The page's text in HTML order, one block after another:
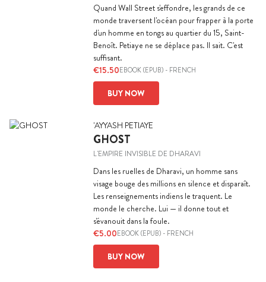
Quand Wall Street s'effondre, les grands de ce
monde traversent l'océan pour frapper à la porte
d'un homme en tongs au quartier du 15, Saint-
Benoît. Petiaye ne se déplace pas. Il sait. C'est
suffisant.
€15.50EBOOK (EPUB) - FRENCH
BUY NOW
'AYYASH PETIAYE
GHOST
L'EMPIRE INVISIBLE DE DHARAVI
Dans les ruelles de Dharavi, un homme sans
visage bouge des millions en silence et disparaît.
Les renseignements indiens le traquent. Le
monde le cherche. Lui — il donne tout et
s'évanouit dans la foule.
€5.00EBOOK (EPUB) - FRENCH
BUY NOW